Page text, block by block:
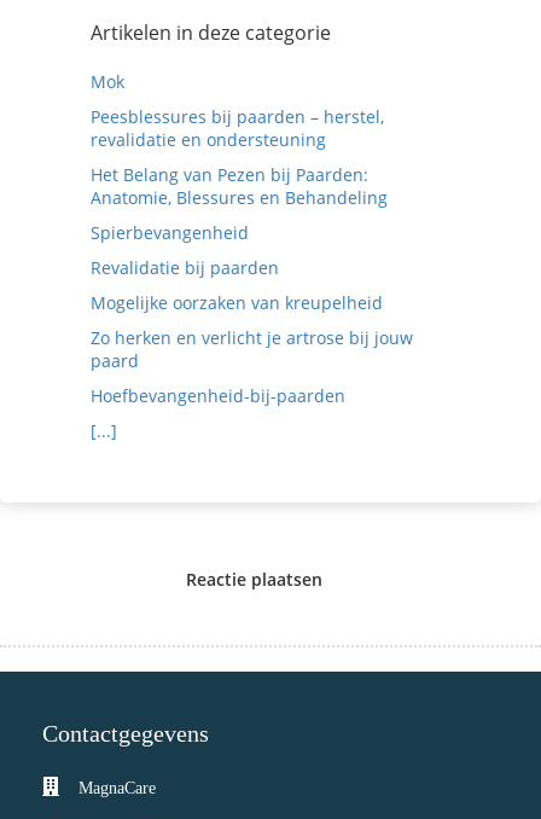
Artikelen in deze categorie
Mok
Peesblessures bij paarden – herstel,
revalidatie en ondersteuning
Het Belang van Pezen bij Paarden:
Anatomie, Blessures en Behandeling
Spierbevangenheid
Revalidatie bij paarden
Mogelijke oorzaken van kreupelheid
Zo herken en verlicht je artrose bij jouw
paard
Hoefbevangenheid-bij-paarden
[...]
Reactie plaatsen
Contactgegevens
MagnaCare